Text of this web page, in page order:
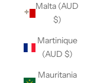
Malta (AUD
$)
Martinique
(AUD $)
Mauritania